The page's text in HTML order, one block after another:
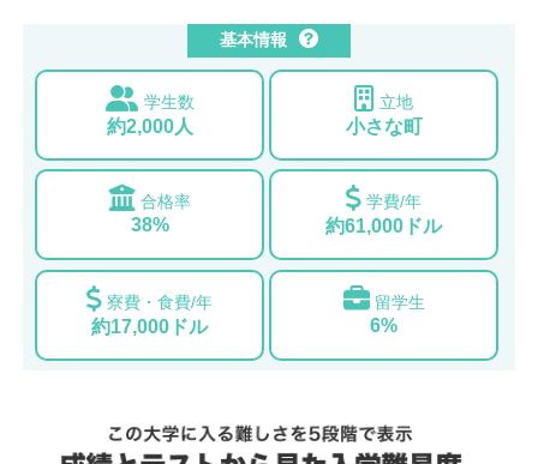
基本情報
学生数
約2,000人
立地
小さな町
合格率
38%
学費/年
約61,000ドル
寮費・食費/年
約17,000ドル
留学生
6%